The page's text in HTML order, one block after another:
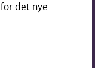
det nye